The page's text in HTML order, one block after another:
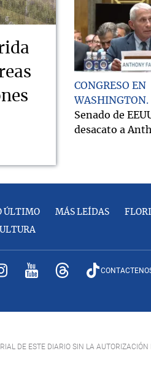
CONGRESO EN
WASHINGTON
Senado de
desacato a
ÚLTIMO MÁS LEÍDAS
DE ESTE DIARIO SIN LA AUTORIZACIÓN